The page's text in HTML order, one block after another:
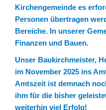
Kirchengemeinde es
Personen übertragen
Bereiche. In unserer
Finanzen und Bauen.
Unser Baukirchmeister,
im November 2025 ins
Amtszeit ist demnach
ihm für die bisher
weiterhin viel Erfolg!